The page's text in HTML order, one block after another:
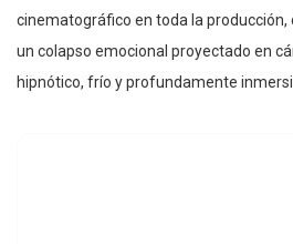
cinematográfico en toda la producción,
un colapso emocional proyectado en
hipnótico, frío y profundamente